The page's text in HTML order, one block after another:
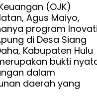
Padi
Apung
(OJK)
Agus Maiyo,
program
di Desa Siang
Kabupaten Hulu
bukti
dalam
daerah yang